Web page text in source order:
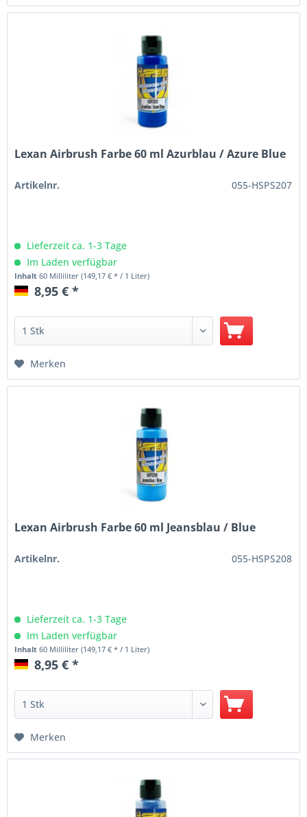
Lexan Airbrush Farbe 60 ml Azurblau / Azure Blue
Artikelnr. 055-HSPS207
Lieferzeit ca. 1-3 Tage
Im Laden verfügbar
Inhalt60 Milliliter(149,17 € * / 1 Liter)
8,95 € *
Merken
Lexan Airbrush Farbe 60 ml Jeansblau / Blue
Artikelnr. 055-HSPS208
Lieferzeit ca. 1-3 Tage
Im Laden verfügbar
Inhalt60 Milliliter(149,17 € * / 1 Liter)
8,95 € *
Merken